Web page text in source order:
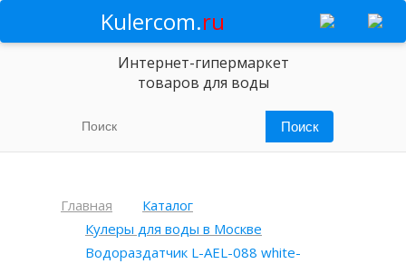
Kulercom.ru
Интернет-гипермаркет
товаров для воды
Главная
Каталог
Кулеры для воды в Москве
Водораздатчик L-AEL-088 white-